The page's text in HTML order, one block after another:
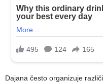
Dajana često organizuje